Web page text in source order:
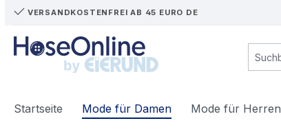
Hauptinhalt springen
Zur Suche springen
Zur Hauptnavigation springen
VERSANDKOSTENFREI AB 45 EURO DE
Startseite Mode für Damen Mode für Herren